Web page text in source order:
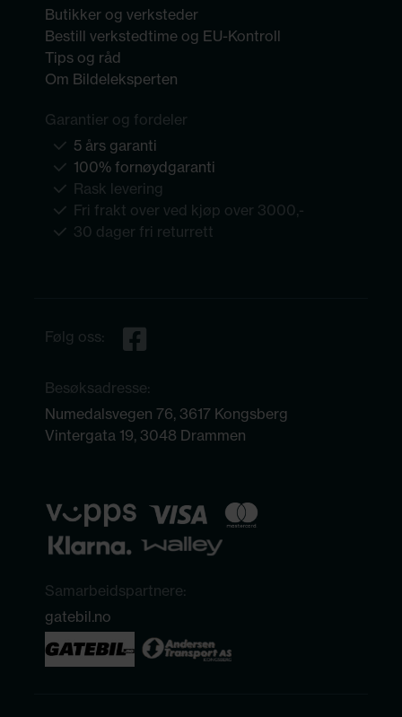
Butikker og verksteder
Bestill verkstedtime og EU-Kontroll
Tips og råd
Om Bildeleksperten
Garantier og fordeler
5 års garanti
100% fornøydgaranti
Rask levering
Fri frakt over ved kjøp over 3000,-
30 dager fri returrett
Følg oss:
Besøksadresse:
Numedalsvegen 76, 3617 Kongsberg
Vintergata 19, 3048 Drammen
Samarbeidspartnere:
gatebil.no